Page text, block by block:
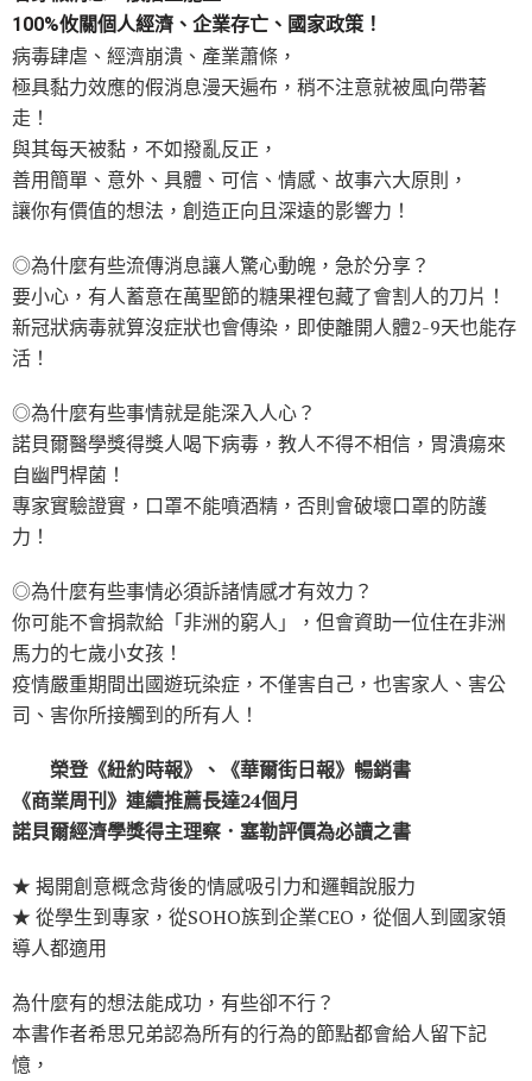
100%攸關個人經濟、企業存亡、國家政策！
病毒肆虐、經濟崩潰、產業蕭條，
極具黏力效應的假消息漫天遍布，稍不注意就被風向帶著
走！
與其每天被黏，不如撥亂反正，
善用簡單、意外、具體、可信、情感、故事六大原則，
讓你有價值的想法，創造正向且深遠的影響力！
◎為什麼有些流傳消息讓人驚心動魄，急於分享？
要小心，有人蓄意在萬聖節的糖果裡包藏了會割人的刀片！
新冠狀病毒就算沒症狀也會傳染，即使離開人體2-9天也能存
活！
◎為什麼有些事情就是能深入人心？
諾貝爾醫學獎得獎人喝下病毒，教人不得不相信，胃潰瘍來
自幽門桿菌！
專家實驗證實，口罩不能噴酒精，否則會破壞口罩的防護
力！
◎為什麼有些事情必須訴諸情感才有效力？
你可能不會捐款給「非洲的窮人」，但會資助一位住在非洲
馬力的七歲小女孩！
疫情嚴重期間出國遊玩染症，不僅害自己，也害家人、害公
司、害你所接觸到的所有人！
榮登《紐約時報》、《華爾街日報》暢銷書
《商業周刊》連續推薦長達24個月
諾貝爾經濟學獎得主理察．塞勒評價為必讀之書
★ 揭開創意概念背後的情感吸引力和邏輯說服力
★ 從學生到專家，從SOHO族到企業CEO，從個人到國家領
導人都適用
為什麼有的想法能成功，有些卻不行？
本書作者希思兄弟認為所有的行為的節點都會給人留下記
憶，